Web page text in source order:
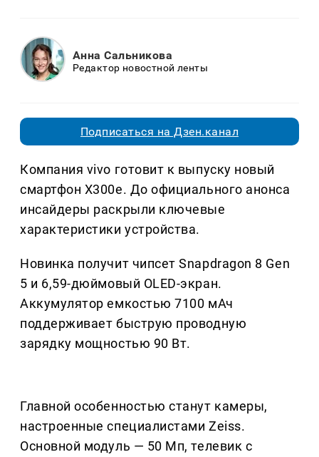
Анна Сальникова
Редактор новостной ленты
Подписаться на Дзен.канал
Компания vivo готовит к выпуску новый
смартфон X300e. До официального анонса
инсайдеры раскрыли ключевые
характеристики устройства.
Новинка получит чипсет Snapdragon 8 Gen
5 и 6,59-дюймовый OLED-экран.
Аккумулятор емкостью 7100 мАч
поддерживает быструю проводную
зарядку мощностью 90 Вт.
Главной особенностью станут камеры,
настроенные специалистами Zeiss.
Основной модуль — 50 Мп, телевик с